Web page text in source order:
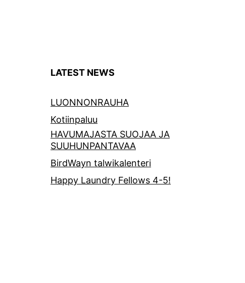
LATEST NEWS
LUONNONRAUHA
Kotiinpaluu
HAVUMAJASTA SUOJAA JA
SUUHUNPANTAVAA
BirdWayn talwikalenteri
Happy Laundry Fellows 4-5!